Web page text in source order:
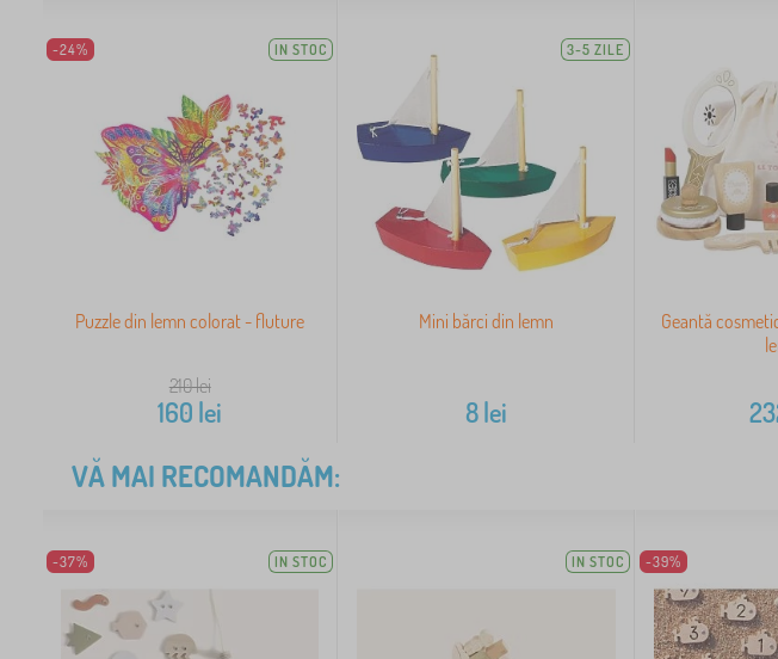
-24% IN STOC
Puzzle din lemn colorat - fluture
210lei
160 lei
3-5 ZILE
Mini bărci din lemn
8lei
Geantă
VĂ MAI RECOMANDĂM:
-37% IN STOC IN STOC -39%